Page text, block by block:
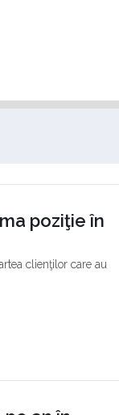
poziţie în
clienţilor care au